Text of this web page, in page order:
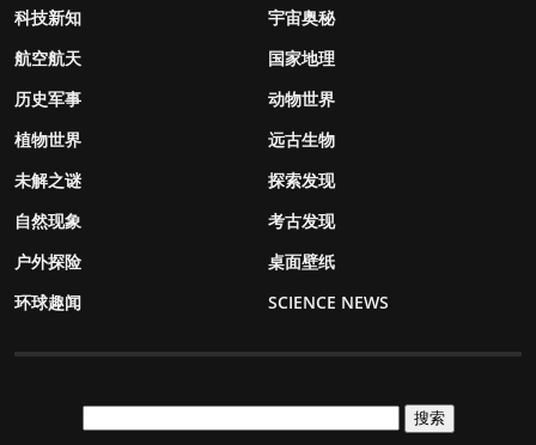
科技新知
宇宙奥秘
航空航天
国家地理
历史军事
动物世界
植物世界
远古生物
未解之谜
探索发现
自然现象
考古发现
户外探险
桌面壁纸
环球趣闻
SCIENCE NEWS